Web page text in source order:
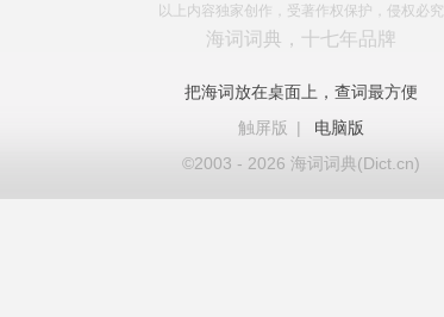
以上内容独家创作，受著作权保护，侵权必究
海词词典，十七年品牌
把海词放在桌面上，查词最方便
触屏版
|
电脑版
©2003 - 2026 海词词典(Dict.cn)